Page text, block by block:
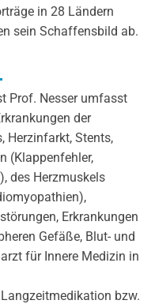
in 28 Ländern
sein Schaffensbild ab.
Prof. Nesser umfasst
der
Herzinfarkt, Stents,
(Klappenfehler,
des Herzmuskels
Erkrankungen
Gefäße, Blut- und
für Innere Medizin in
bzw.